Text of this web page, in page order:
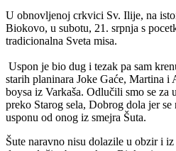
U obnovljenoj crkvici Sv. Ilije, na
Biokovo, u subotu, 21. srpnja s
tradicionalna Sveta misa.
Uspon je bio dug i tezak pa sam
starih planinara Joke Gaće, Martina
boysa iz Varkaša. Odlučili smo se za
preko Starog sela, Dobrog dola jer
usponu od onog iz smejra Šuta.
Šute naravno nisu dolazile u obzir i